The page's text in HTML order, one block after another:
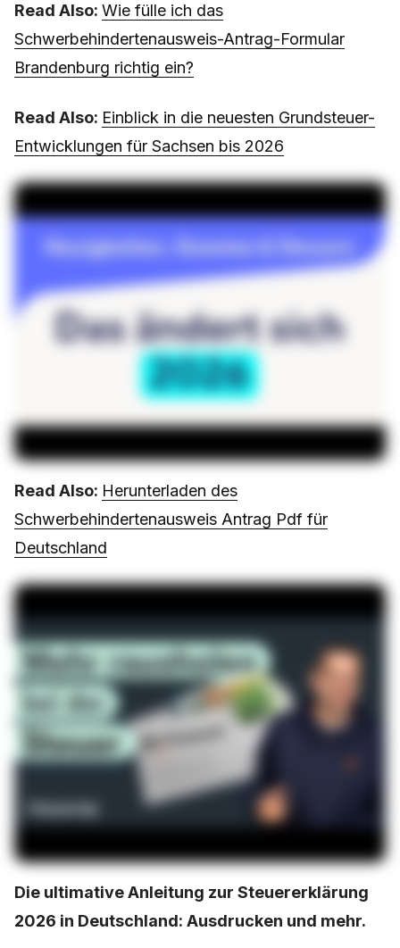
Read Also: Wie fülle ich das
Schwerbehindertenausweis-Antrag-Formular
Brandenburg richtig ein?
Read Also: Einblick in die neuesten Grundsteuer-
Entwicklungen für Sachsen bis 2026
Read Also: Herunterladen des
Schwerbehindertenausweis Antrag Pdf für
Deutschland
Die ultimative Anleitung zur Steuererklärung
2026 in Deutschland: Ausdrucken und mehr.